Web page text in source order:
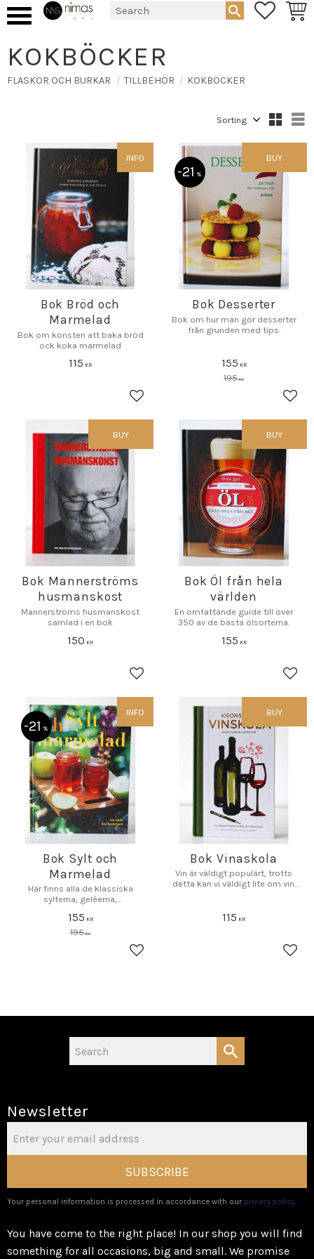
KOKBÖCKER
FLASKOR OCH BURKAR TILLBEHÖR KOKBÖCKER
Bok Bröd och
Marmelad
Bok om konsten att baka bröd
ock koka marmelad
115 KR
Add to favorites
INFO
Bok Desserter
Bok om hur man gör desserter
från grunden med tips.
155 KR
195KR
21 %
Add
BUY
Bok Mannerströms
husmanskost
Mannerströms husmanskost
samlad i en bok
150 KR
Add to favorites
BUY
Bok Öl från hela
världen
En omfattande guide till över
350 av de bästa ölsorterna.
155 KR
Add
BUY
Bok Sylt och
Marmelad
Här finns alla de klassiska
sylterna, geléerna,
155 KR
195KR
21 %
Add to favorites
INFO
Bok Vinaskola
Vin är väldigt populärt, trotts
detta kan vi väldigt lite om vin.
115 KR
Add
BUY
Newsletter
SUBSCRIBE
Your personal information is processed in accordance with our privacy policy.
You have come to the right place! In our shop you will find
something for all occasions, big and small. We promise